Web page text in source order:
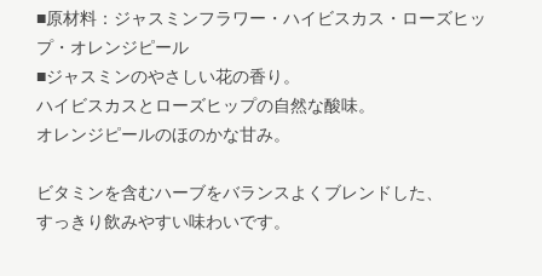
■原材料：ジャスミンフラワー・ハイビスカス・ローズヒッ
プ・オレンジピール
■ジャスミンのやさしい花の香り。
ハイビスカスとローズヒップの自然な酸味。
オレンジピールのほのかな甘み。
ビタミンを含むハーブをバランスよくブレンドした、
すっきり飲みやすい味わいです。